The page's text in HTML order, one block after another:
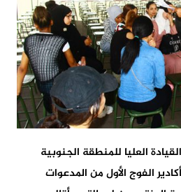
العليا للمنطقة الجنوبية
الفوج الأول من المدعوات